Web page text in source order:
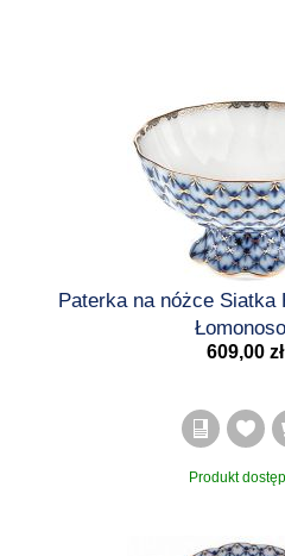
Paterka na nóżce Siatka
609,00 zł
Produkt